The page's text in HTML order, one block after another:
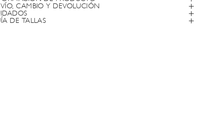
CAMBIO Y DEVOLUCIÓN
DE TALLAS